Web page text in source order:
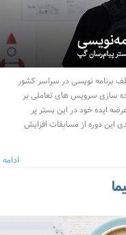
برنامه نویسی در سراسر کشور
سازی سرویس های تعاملی بر
ایده خود در این بستر پر
این دوره از مسابقات افزایش
ادامه